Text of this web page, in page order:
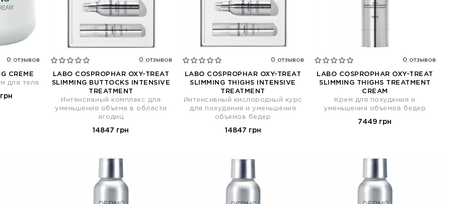
0 отзывов
CREME
для тела
0 отзывов
LABO COSPROPHAR OXY-TREAT
SLIMMING BUTTOCKS INTENSIVE
TREATMENT
Интенсивный комплекс для
уменьшения объема в области
ягодиц
14847 грн
0 отзывов
LABO COSPROPHAR OXY-TREAT
SLIMMING THIGHS INTENSIVE
TREATMENT
Интенсивный кислородный курс
для похудения и уменьшения
объемов бедер
14847 грн
0 отзывов
LABO COSPROPHAR OXY-TREAT
SLIMMING THIGHS TREATMENT
CREAM
Крем для похудения и
уменьшения объемов бедер
7449 грн